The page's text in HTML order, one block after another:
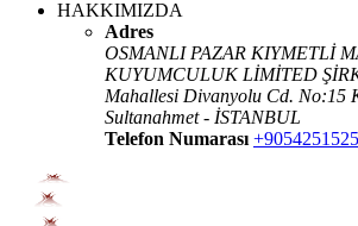
HAKKIMIZDA
Adres
OSMANLI PAZAR KIYMETLİ
KUYUMCULUK LİMİTED
Mahallesi Divanyolu Cd. No:15
Sultanahmet - İSTANBUL
Telefon Numarası